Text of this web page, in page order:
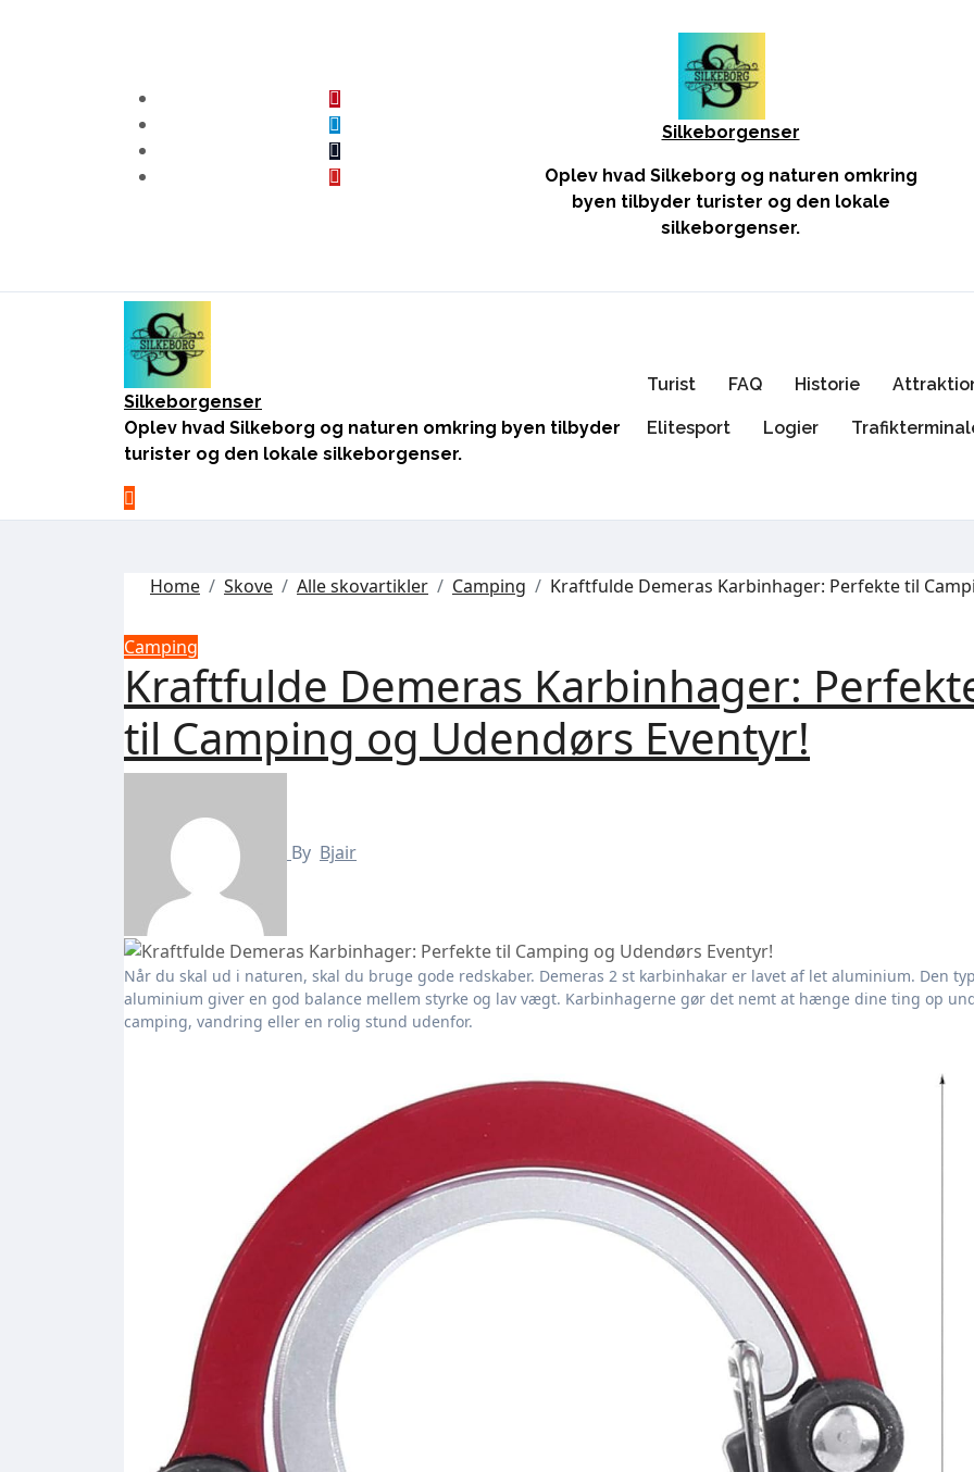
Silkeborgenser
Oplev hvad Silkeborg og naturen omkring
byen tilbyder turister og den lokale
silkeborgenser.
Silkeborgenser
Oplev hvad Silkeborg og naturen omkring byen tilbyder
turister og den lokale silkeborgenser.
Turist FAQ Historie
Elitesport Logier
Home Skove Alle skovartikler Camping Kraftfulde Demeras Karbinhager: Perfekte til
Camping
Kraftfulde Demeras Karbinhager:
til Camping og Udendørs Eventyr!
By Bjair
Når du skal ud i naturen, skal du bruge gode redskaber. Demeras 2 st karbinhakar er lavet af let aluminium. Den type
aluminium giver en god balance mellem styrke og lav vægt. Karbinhagerne gør det nemt at hænge dine ting op
camping, vandring eller en rolig stund udenfor.